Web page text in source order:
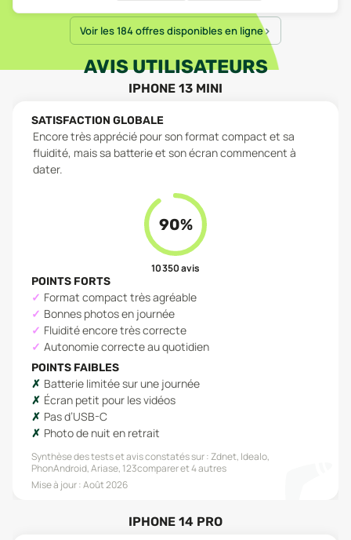
Voir les 184 offres disponibles en ligne
AVIS UTILISATEURS
IPHONE 13 MINI
SATISFACTION GLOBALE
Encore très apprécié pour son format compact et sa
fluidité, mais sa batterie et son écran commencent à
dater.
90%
10 350avis
POINTS FORTS
Format compact très agréable
Bonnes photos en journée
Fluidité encore très correcte
Autonomie correcte au quotidien
POINTS FAIBLES
Batterie limitée sur une journée
Écran petit pour les vidéos
Pas d’USB-C
Photo de nuit en retrait
Synthèse des tests et avis constatés sur : Zdnet, Idealo,
PhonAndroid, Ariase, 123compareret 4 autres
Mise à jour :Août 2026
IPHONE 14 PRO